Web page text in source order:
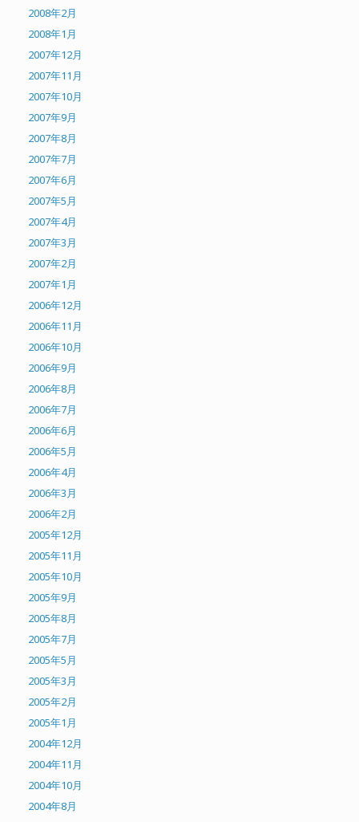
2008年2月
2008年1月
2007年12月
2007年11月
2007年10月
2007年9月
2007年8月
2007年7月
2007年6月
2007年5月
2007年4月
2007年3月
2007年2月
2007年1月
2006年12月
2006年11月
2006年10月
2006年9月
2006年8月
2006年7月
2006年6月
2006年5月
2006年4月
2006年3月
2006年2月
2005年12月
2005年11月
2005年10月
2005年9月
2005年8月
2005年7月
2005年5月
2005年3月
2005年2月
2005年1月
2004年12月
2004年11月
2004年10月
2004年8月